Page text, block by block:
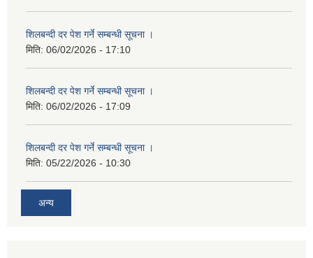
शिलबन्दी दर पेश गर्ने सम्बन्धी सूचना ।
मिति: 06/02/2026 - 17:10
शिलबन्दी दर पेश गर्ने सम्बन्धी सूचना ।
मिति: 06/02/2026 - 17:09
शिलबन्दी दर पेश गर्ने सम्बन्धी सूचना ।
मिति: 05/22/2026 - 10:30
अन्य